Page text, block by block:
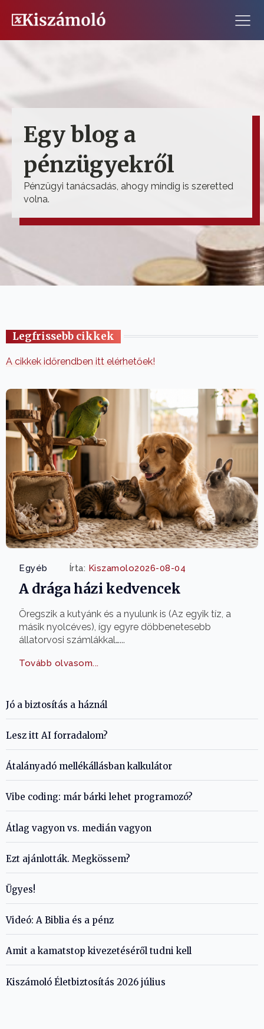
Egy blog a
pénzügyekről
Pénzügyi tanácsadás, ahogy mindig is szeretted
volna.
Legfrissebb cikkek
A cikkek időrendben itt elérhetőek!
Egyéb Írta: Kiszamolo2026-08-04
A drága házi kedvencek
Öregszik a kutyánk és a nyulunk is (Az egyik tíz, a
másik nyolcéves), így egyre döbbenetesebb
állatorvosi számlákkal…...
Tovább olvasom...
Jó a biztosítás a háznál
Lesz itt AI forradalom?
Átalányadó mellékállásban kalkulátor
Vibe coding: már bárki lehet programozó?
Átlag vagyon vs. medián vagyon
Ezt ajánlották. Megkössem?
Ügyes!
Videó: A Biblia és a pénz
Amit a kamatstop kivezetéséről tudni kell
Kiszámoló Életbiztosítás 2026 július